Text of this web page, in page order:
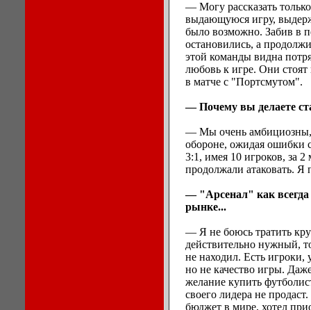
— Могу рассказать
выдающуюся игру,
было возможно. Забив в
остановились, а
этой команды видна
любовь к игре. Они стоят
в матче с "Портсмутом".
— Почему вы делаете
— Мы очень
обороне, ожидая ошибки
3:1, имея 10 игроков, за
продолжали атаковать. Я
— "Арсенал" как всегда
рынке...
— Я не боюсь тратить
действительно нужный,
не находил. Есть игроки,
но не качество игры.
желание купить
своего лидера не
бюджет в мире, хотел